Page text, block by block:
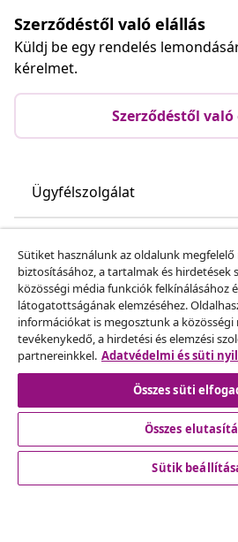
Szerződéstől való elállás
Küldj be egy rendelés
kérelmet.
Szerződéstől
Ügyfélszolgálat
vidaXL
Fedezz fel többet
© 2008-2026 vidaXL A
Sütiket használunk az oldalunk
biztosításához, a tartalmak és hirdetések
közösségi média funkciók felkínálásához
látogatottságának elemzéséhez.
információkat is megosztunk a
tevékenykedő, a hirdetési és elemzési
partnereinkkel. Adatvédelmi és süti
Összes süti
Összes
Sütik